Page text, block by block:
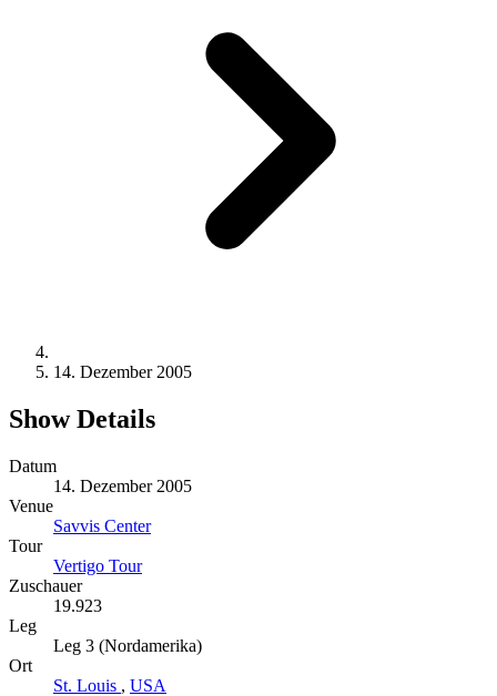
14. Dezember 2005
Show Details
Datum
14. Dezember 2005
Venue
Savvis Center
Tour
Vertigo Tour
Zuschauer
19.923
Leg
Leg 3 (Nordamerika)
Ort
St. Louis , USA